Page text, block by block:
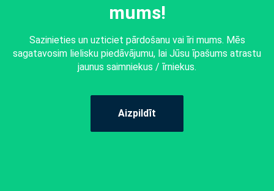
mums!
Sazinieties un uzticiet pārdošanu vai īri mums. Mēs
sagatavosim lielisku piedāvājumu, lai Jūsu īpašums atrastu
jaunus saimniekus / īrniekus.
Aizpildīt